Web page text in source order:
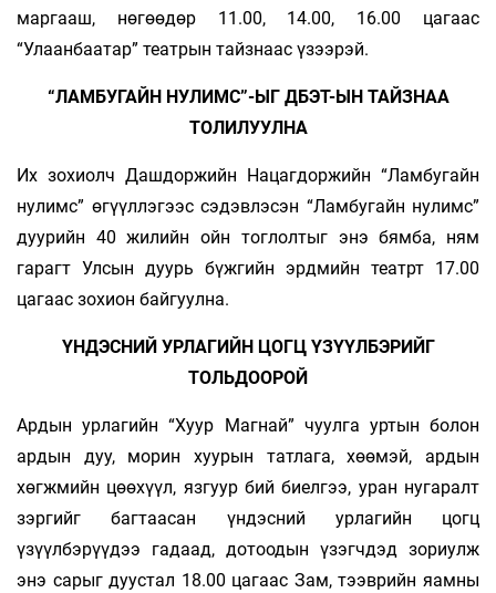
маргааш, нөгөөдөр 11.00, 14.00, 16.00 цагаас
“Улаанбаатар” театрын тайзнаас үзээрэй.
“ЛАМБУГАЙН НУЛИМС”-ЫГ ДБЭТ-ЫН ТАЙЗНАА
ТОЛИЛУУЛНА
Их зохиолч Дашдоржийн Нацагдоржийн “Ламбугайн
нулимс” өгүүллэгээс сэдэвлэсэн “Ламбугайн нулимс”
дуурийн 40 жилийн ойн тоглолтыг энэ бямба, ням
гарагт Улсын дуурь бүжгийн эрдмийн театрт 17.00
цагаас зохион байгуулна.
ҮНДЭСНИЙ УРЛАГИЙН ЦОГЦ ҮЗҮҮЛБЭРИЙГ
ТОЛЬДООРОЙ
Ардын урлагийн “Хуур Магнай” чуулга уртын болон
ардын дуу, морин хуурын татлага, хөөмэй, ардын
хөгжмийн цөөхүүл, язгуур бий биелгээ, уран нугаралт
зэргийг багтаасан үндэсний урлагийн цогц
үзүүлбэрүүдээ гадаад, дотоодын үзэгчдэд зориулж
энэ сарыг дуустал 18.00 цагаас Зам, тээврийн яамны